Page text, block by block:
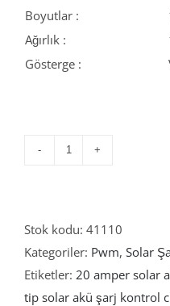
Boyutlar :
Ağırlık :
Gösterge :
PWM
Pano
Tip
Solar
Stok kodu: 41110
Kategoriler: Pwm, Solar
Etiketler: 20 amper solar
tip solar akü şarj kontrol